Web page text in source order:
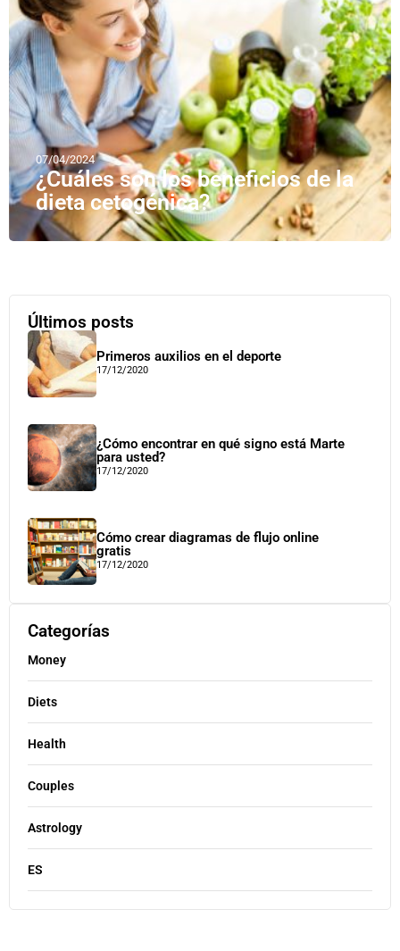
07/04/2024
¿Cuáles son los beneficios de la
dieta cetogénica?
Últimos posts
Primeros auxilios en el deporte
17/12/2020
¿Cómo encontrar en qué signo está Marte
para usted?
17/12/2020
Cómo crear diagramas de flujo online
gratis
17/12/2020
Categorías
Money
Diets
Health
Couples
Astrology
ES